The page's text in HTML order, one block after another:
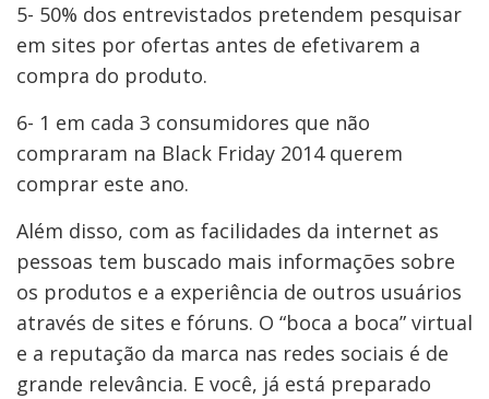
5- 50% dos entrevistados pretendem pesquisar
em sites por ofertas antes de efetivarem a
compra do produto.
6- 1 em cada 3 consumidores que não
compraram na Black Friday 2014 querem
comprar este ano.
Além disso, com as facilidades da internet as
pessoas tem buscado mais informações sobre
os produtos e a experiência de outros usuários
através de sites e fóruns. O “boca a boca” virtual
e a reputação da marca nas redes sociais é de
grande relevância. E você, já está preparado